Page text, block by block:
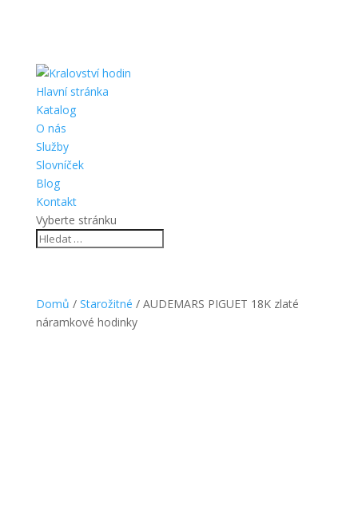
Hlavní stránka
Katalog
O nás
Služby
Slovníček
Blog
Kontakt
Vyberte stránku
Domů / Starožitné / AUDEMARS PIGUET 18K zlaté
náramkové hodinky